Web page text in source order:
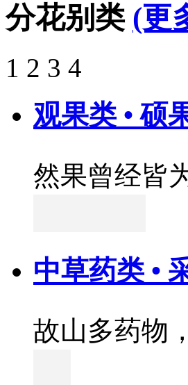
分花别类 (更
1 2 3 4
观果类 • 硕
然果曾经皆
中草药类 •
故山多药物